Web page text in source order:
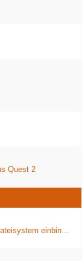
Quest 2
Ordner vom NAS per Symlink in NTFS-Dateisystem einbinden